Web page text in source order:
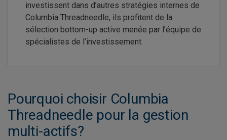
investissent dans d’autres stratégies internes de
Columbia Threadneedle, ils profitent de la
sélection bottom-up active menée par l’équipe de
spécialistes de l’investissement.
Pourquoi choisir Columbia
Threadneedle pour la gestion
multi-actifs?